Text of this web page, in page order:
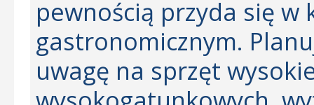
pewnością przyda się w
gastronomicznym.
uwagę na sprzęt